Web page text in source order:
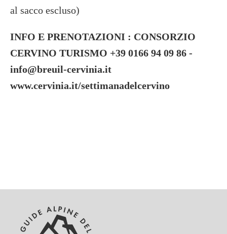
al sacco escluso)
INFO E PRENOTAZIONI : CONSORZIO
CERVINO TURISMO +39 0166 94 09 86 -
info@breuil-cervinia.it
www.cervinia.it/settimanadelcervino